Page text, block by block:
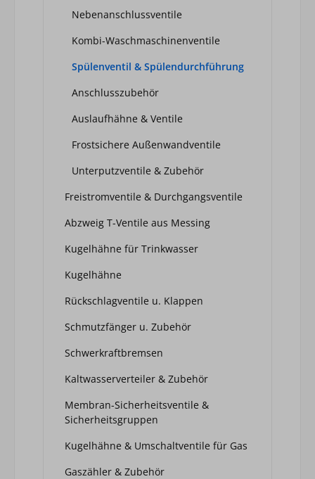
Nebenanschlussventile
Kombi-Waschmaschinenventile
Spülenventil & Spülendurchführung
Anschlusszubehör
Auslaufhähne & Ventile
Frostsichere Außenwandventile
Unterputzventile & Zubehör
Freistromventile & Durchgangsventile
Abzweig T-Ventile aus Messing
Kugelhähne für Trinkwasser
Kugelhähne
Rückschlagventile u. Klappen
Schmutzfänger u. Zubehör
Schwerkraftbremsen
Kaltwasserverteiler & Zubehör
Membran-Sicherheitsventile &
Sicherheitsgruppen
Kugelhähne & Umschaltventile für Gas
Gaszähler & Zubehör